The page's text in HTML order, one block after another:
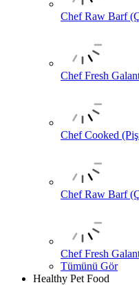
Chef Raw Barf
Chef Fresh
Chef Cooked
Chef Raw Barf
Chef Fresh
Tümünü Gör
Healthy Pet Food